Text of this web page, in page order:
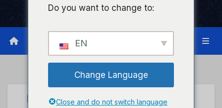
Infonetzwerk für Bad Kreuznach
UNCATEGORIZED
Do you want to change to:
EN
Change Language
Close and do not switch language